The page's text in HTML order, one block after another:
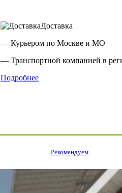
Доставка
— Курьером по Москве и МО
— Транспортной компанией в
Подробнее
Рекомендуем